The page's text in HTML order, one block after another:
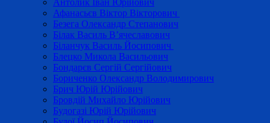
Антолик Іван Юрійович
Афанасьєв Віктор Вікторович
Безега Олександр Степанович
Білак Василь В’ячеславович
Біланчук Василь Йосипович
Блецко Микола Васильович
Бондарєв Сергій Сергійович
Бориченко Олександр Володимирович
Брич Юрій Юрійович
Бровдій Михайло Юрійович
Будогазі Юрій Юрійович